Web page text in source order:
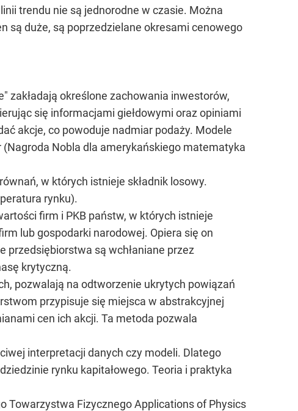
trendu nie są jednorodne w czasie. Można
są duże, są poprzedzielane okresami cenowego
zakładają określone zachowania inwestorów,
się informacjami giełdowymi oraz opiniami
akcje, co powoduje nadmiar podaży. Modele
Nobla dla amerykańskiego matematyka
w których istnieje składnik losowy.
rynku).
firm i PKB państw, w których istnieje
lub gospodarki narodowej. Opiera się on
przedsiębiorstwa są wchłaniane przez
krytyczną.
pozwalają na odtworzenie ukrytych powiązań
przypisuje się miejsca w abstrakcyjnej
cen ich akcji. Ta metoda pozwala
interpretacji danych czy modeli. Dlatego
rynku kapitałowego. Teoria i praktyka
Towarzystwa Fizycznego Applications of Physics